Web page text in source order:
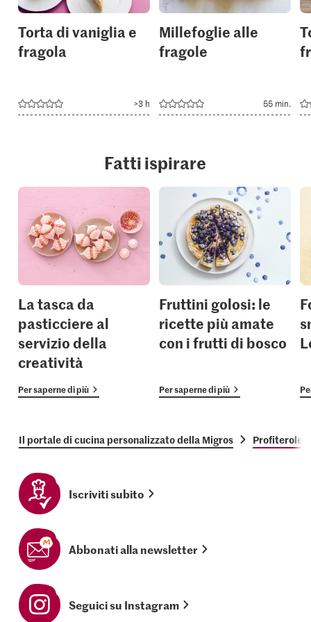
Torta di vaniglia e
fragola
>3 h
Millefoglie alle
fragole
55 min.
Fatti ispirare
La tasca da
pasticciere al
servizio della
creatività
Per saperne di più
Fruttini golosi: le
ricette più amate
con i frutti di bosco
Per saperne di più
Il portale di cucina personalizzato della Migros Profiteroles
Iscriviti subito
Abbonati alla newsletter
Seguici su Instagram